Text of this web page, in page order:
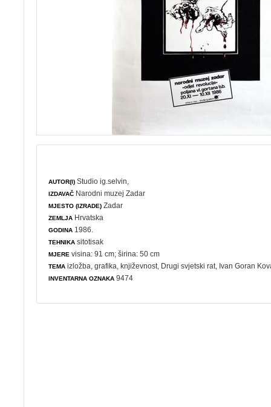
AUTOR(I) Studio ig.selvin,
IZDAVAČ Narodni muzej Zadar
MJESTO (IZRADE) Zadar
ZEMLJA Hrvatska
GODINA 1986.
TEHNIKA sitotisak
MJERE visina: 91 cm; širina: 50 cm
TEMA izložba ,grafika ,književnost Drugi svjetski rat , Ivan Goran
INVENTARNA OZNAKA 9474